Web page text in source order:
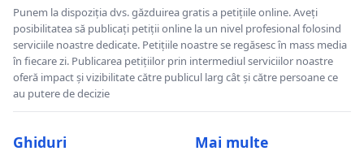
Punem la dispoziția dvs. găzduirea gratis a petițiile online. Aveți
posibilitatea să publicați petiții online la un nivel profesional folosind
serviciile noastre dedicate. Petițiile noastre se regăsesc în mass media
în fiecare zi. Publicarea petițiilor prin intermediul serviciilor noastre
oferă impact și vizibilitate către publicul larg cât și către persoane ce
au putere de decizie
Ghiduri Mai multe